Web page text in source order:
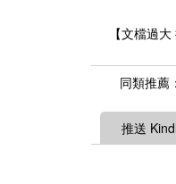
【文檔過
同類推薦：
推送